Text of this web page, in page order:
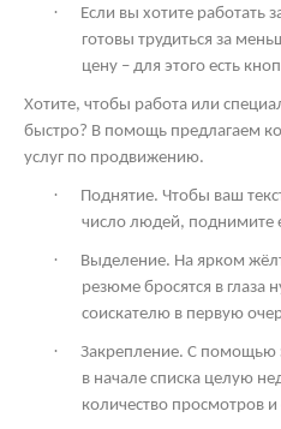
·
Если вы хотите работать
готовы трудиться за
цену – для этого есть
Хотите, чтобы работа или
быстро? В помощь предлагаем
услуг по продвижению.
·
Поднятие. Чтобы ваш
число людей, поднимите
·
Выделение. На ярком
резюме бросятся в
соискателю в первую
·
Закрепление. С помощью
в начале списка целую
количество просмотров и